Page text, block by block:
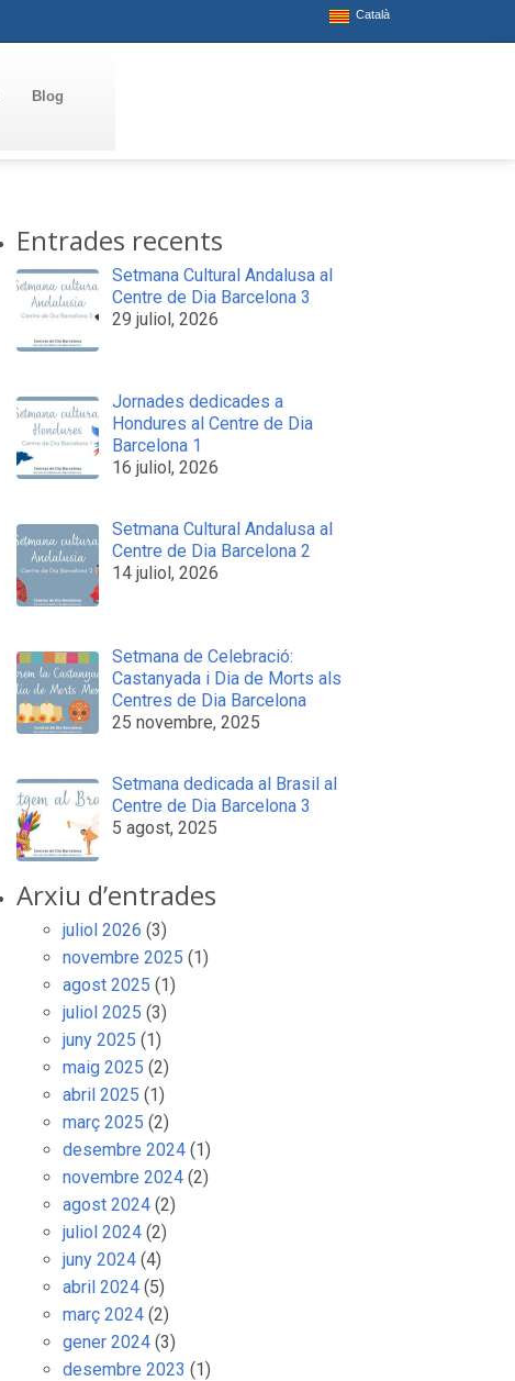
Català
Blog
Entrades recents
Setmana Cultural Andalusa al
Centre de Dia Barcelona 3
29 juliol, 2026
Jornades dedicades a
Hondures al Centre de Dia
Barcelona 1
16 juliol, 2026
Setmana Cultural Andalusa al
Centre de Dia Barcelona 2
14 juliol, 2026
Setmana de Celebració:
Castanyada i Dia de Morts als
Centres de Dia Barcelona
25 novembre, 2025
Setmana dedicada al Brasil al
Centre de Dia Barcelona 3
5 agost, 2025
Arxiu d’entrades
juliol 2026 (3)
novembre 2025 (1)
agost 2025 (1)
juliol 2025 (3)
juny 2025 (1)
maig 2025 (2)
abril 2025 (1)
març 2025 (2)
desembre 2024 (1)
novembre 2024 (2)
agost 2024 (2)
juliol 2024 (2)
juny 2024 (4)
abril 2024 (5)
març 2024 (2)
gener 2024 (3)
desembre 2023 (1)